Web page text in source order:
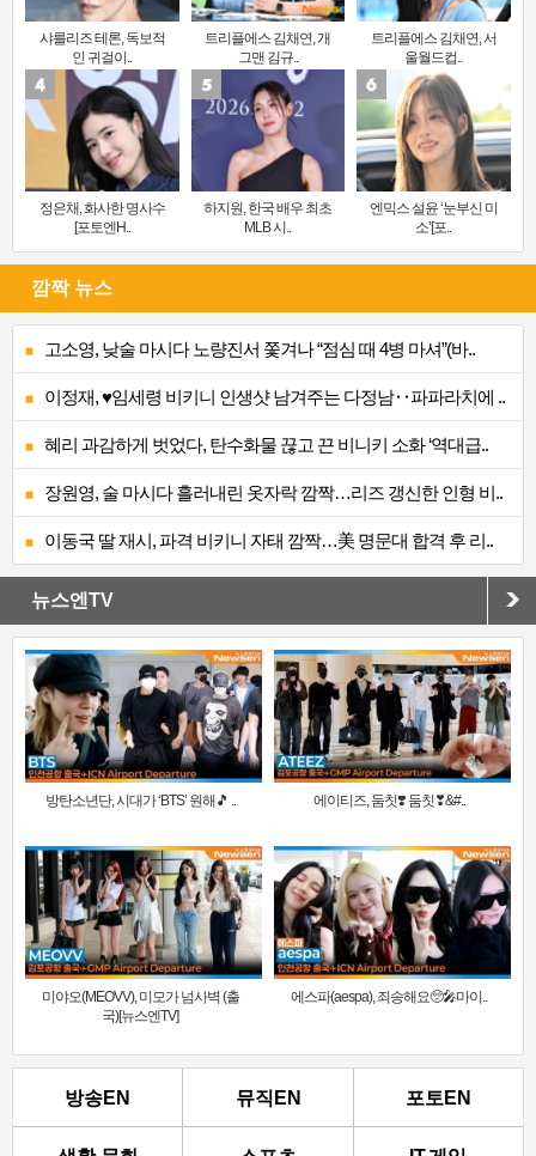
샤를리즈 테론, 독보적
인 귀걸이..
트리플에스 김채연, 개
그맨 김규..
트리플에스 김채연, 서
울월드컵..
정은채, 화사한 명사수
[포토엔H..
하지원, 한국 배우 최초
MLB 시..
엔믹스 설윤 ‘눈부신 미
소’[포..
깜짝 뉴스
고소영, 낮술 마시다 노량진서 쫓겨나 “점심 때 4병 마셔”(바..
이정재, ♥임세령 비키니 인생샷 남겨주는 다정남‥파파라치에 ..
혜리 과감하게 벗었다, 탄수화물 끊고 끈 비니키 소화 ‘역대급..
장원영, 술 마시다 흘러내린 옷자락 깜짝…리즈 갱신한 인형 비..
이동국 딸 재시, 파격 비키니 자태 깜짝…美 명문대 합격 후 리..
뉴스엔TV
방탄소년단, 시대가 ‘BTS’ 원해🎵 .. 에이티즈, 둠칫❣️ 둠칫❣&#..
미야오(MEOVV), 미모가 넘사벽 (출
국)[뉴스엔TV]
에스파(aespa), 죄송해요🥺🎤마이..
방송EN 뮤직EN 포토EN